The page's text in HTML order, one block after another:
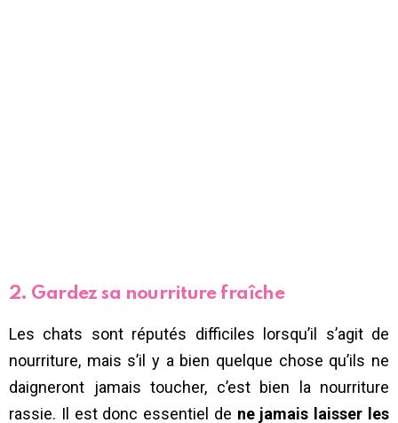
2. Gardez sa nourriture fraîche
Les chats sont réputés difficiles lorsqu’il s’agit de
nourriture, mais s’il y a bien quelque chose qu’ils ne
daigneront jamais toucher, c’est bien la nourriture
rassie. Il est donc essentiel de ne jamais laisser les